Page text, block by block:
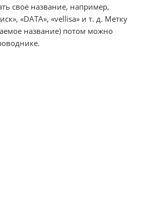
свое название, например,
«DATA», «vellisa» и т. д. Метку
название) потом можно